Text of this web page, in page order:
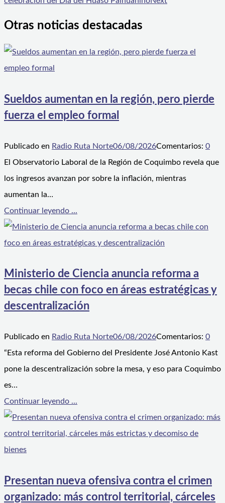
Otras noticias destacadas
Sueldos aumentan en la región, pero pierde
fuerza el empleo formal
Publicado en Radio Ruta Norte06/08/2026Comentarios: 0
El Observatorio Laboral de la Región de Coquimbo revela que
los ingresos avanzan por sobre la inflación, mientras
aumentan la…
Continuar leyendo ...
Ministerio de Ciencia anuncia reforma a
becas chile con foco en áreas estratégicas y
descentralización
Publicado en Radio Ruta Norte06/08/2026Comentarios: 0
“Esta reforma del Gobierno del Presidente José Antonio Kast
pone la descentralización sobre la mesa, y eso para Coquimbo
es…
Continuar leyendo ...
Presentan nueva ofensiva contra el crimen
organizado: más control territorial, cárceles